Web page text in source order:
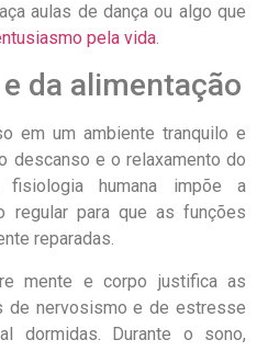
aulas de dança ou algo que
pela vida.
da alimentação
em um ambiente tranquilo e
descanso e o relaxamento do
humana impõe a
regular para que as funções
reparadas.
mente e corpo justifica as
de nervosismo e de estresse
dormidas. Durante o sono,